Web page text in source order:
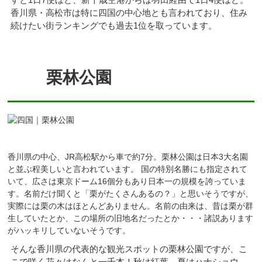
香川県・高松市は特に四国の中心地とも言われており、住み
続けたい街ランキングでも過去1位を取っています。
栗林公園
香川県の中心、JR高松駅から車で約7分。栗林公園は日本3大名園
と並ぶ程美しいと言われています。 国の特別名勝にも指定されて
いて、広さは東京ドーム16個分もあり日本一の規模を誇っていま
す。名前だけ聞くと「栗がたくさんあるの？」と思いそうですが、
実際には栗の木はほとんどありません。名前の由来は、昔は栗が群
生していたとか、この場所の旧地名だったとか・・・諸説あります
がハッキリしていないそうです。
そんな香川県の代表的な観光スポットの栗林公園ですが、こ